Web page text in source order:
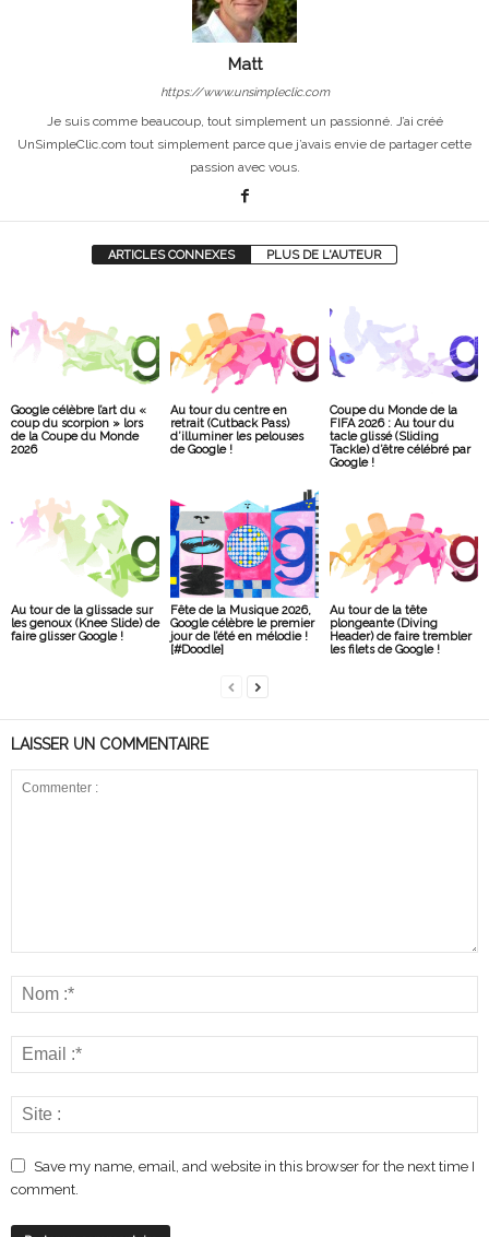
Matt
https://www.unsimpleclic.com
Je suis comme beaucoup, tout simplement un passionné. J’ai créé
UnSimpleClic.com tout simplement parce que j’avais envie de partager cette
passion avec vous.
ARTICLES CONNEXES PLUS DE L'AUTEUR
Google célèbre l’art du «
coup du scorpion » lors
de la Coupe du Monde
2026
Au tour du centre en
retrait (Cutback Pass)
d’illuminer les pelouses
de Google !
Coupe du Monde de la
FIFA 2026 : Au tour du
tacle glissé (Sliding
Tackle) d’être célébré par
Google !
Au tour de la glissade sur
les genoux (Knee Slide) de
faire glisser Google !
Fête de la Musique 2026,
Google célèbre le premier
jour de l’été en mélodie !
[#Doodle]
Au tour de la tête
plongeante (Diving
Header) de faire trembler
les filets de Google !
LAISSER UN COMMENTAIRE
Save my name, email, and website in this browser for the next time I
comment.